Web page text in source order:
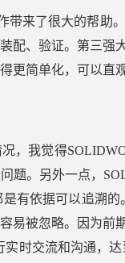
带来了很大的帮
配、验证。第三
简单化，可以直
，我觉得
题。另外一点，
有依据可以追溯
易被忽略。因为
时交流和沟通，